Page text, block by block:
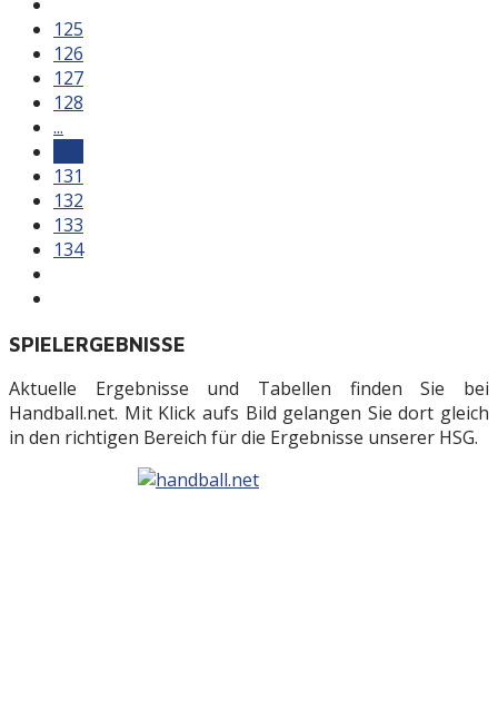
125
126
127
128
...
131
132
133
134
SPIELERGEBNISSE
Aktuelle Ergebnisse und Tabellen finden Sie bei
Handball.net. Mit Klick aufs Bild gelangen Sie dort gleich
in den richtigen Bereich für die Ergebnisse unserer HSG.